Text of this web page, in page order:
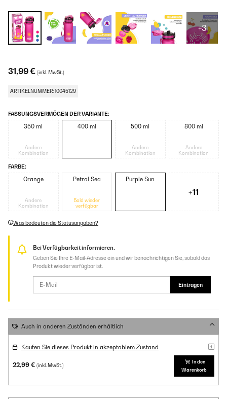
+3
31,99 € (inkl. MwSt.)
ARTIKELNUMMER: 10045129
FASSUNGSVERMÖGEN DER VARIANTE:
350 ml
Andere
Kombination
400 ml 500 ml
Andere
Kombination
800 ml
Andere
Kombination
FARBE:
Orange
Andere
Kombination
Petrol Sea
Bald wieder
verfügbar
Purple Sun
+11
Was bedeuten die Statusangaben?
Bei Verfügbarkeit informieren.
Geben Sie Ihre E-Mail-Adresse ein und wir benachrichtigen Sie, sobald das
Produkt wieder verfügbar ist.
Eintragen
Auch in anderen Zuständen erhältlich
Kaufen Sie dieses Produkt in akzeptablem Zustand
22,99 € (inkl. MwSt.)
In den
Warenkorb